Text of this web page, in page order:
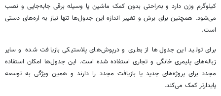
کیلوگرم وزن دارد و به‌راحتی بدون کمک ماشین یا وسیله برقی جابه‌جایی و نصب
می‌شود. همچنین برای برش و تغییر اندازه این جدول‌ها تنها نیاز به اره‌های دستی
است.
برای تولید این جدول‌ها از بطری و درپوش‌های پلاستیکی بازیافت شده و سایر
زباله‌های پلیمری خانگی و تجاری استفاده شده است. این جدول‌ها امکان استفاده
مجدد برای پروژه‌های جدید یا بازیافت مجدد را دارند و همین ویژگی به توسعه
پایدارتر کمک می‌کند.